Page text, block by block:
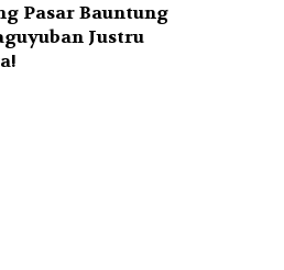
Pasar Bauntung
Justru